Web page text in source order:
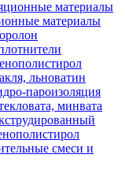
материалы
льноватин
пароизоляция
минвата